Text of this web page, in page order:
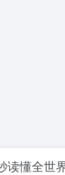
懂全世